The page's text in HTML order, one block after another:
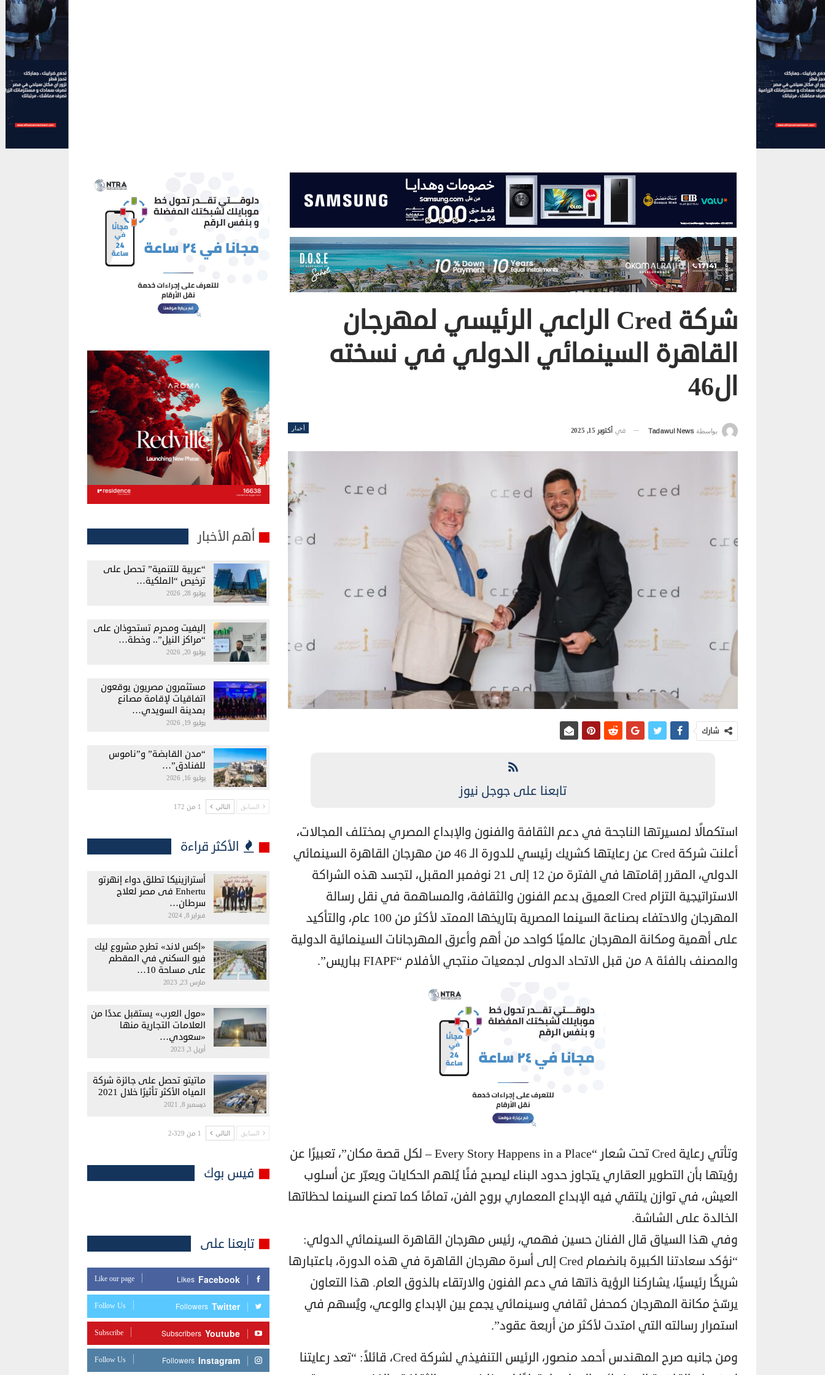
شركة Cred الراعي الرئيسي لمهرجان
القاهرة السينمائي الدولي في نسخته
ال46
أخبار بواسطة Tadawul News في أكتوبر 15, 2025
شارك
تابعنا على جوجل نيوز
استكمالًا لمسيرتها الناجحة في دعم الثقافة والفنون والإبداع المصري بمختلف المجالات،
أعلنت شركة Cred عن رعايتها كشريك رئيسي للدورة الـ 46 من مهرجان القاهرة السينمائي
الدولي، المقرر إقامتها في الفترة من 12 إلى 21 نوفمبر المقبل، لتجسد هذه الشراكة
الاستراتيجية التزام Cred العميق بدعم الفنون والثقافة، والمساهمة في نقل رسالة
المهرجان والاحتفاء بصناعة السينما المصرية بتاريخها الممتد لأكثر من 100 عام، والتأكيد
على أهمية ومكانة المهرجان عالميًا كواحد من أهم وأعرق المهرجانات السينمائية الدولية
والمصنف بالفئة A من قبل الاتحاد الدولى لجمعيات منتجي الأفلام “FIAPF بباريس”.
وتأتي رعاية Cred تحت شعار “Every Story Happens in a Place – لكل قصة مكان”، تعبيرًا عن
رؤيتها بأن التطوير العقاري يتجاوز حدود البناء ليصبح فنًا يُلهم الحكايات ويعبّر عن أسلوب
العيش، في توازن يلتقي فيه الإبداع المعماري بروح الفن، تمامًا كما تصنع السينما لحظاتها
الخالدة على الشاشة.
وفي هذا السياق قال الفنان حسين فهمي، رئيس مهرجان القاهرة السينمائي الدولي:
“نؤكد سعادتنا الكبيرة بانضمام Cred إلى أسرة مهرجان القاهرة في هذه الدورة، باعتبارها
شريكًا رئيسيًا، يشاركنا الرؤية ذاتها في دعم الفنون والارتقاء بالذوق العام. هذا التعاون
يرسّخ مكانة المهرجان كمحفل ثقافي وسينمائي يجمع بين الإبداع والوعي، ويُسهم في
استمرار رسالته التي امتدت لأكثر من أربعة عقود”.
ومن جانبه صرح المهندس أحمد منصور، الرئيس التنفيذي لشركة Cred، قائلاً: “تعد رعايتنا
أهم الأخبار
“عربية للتنمية” تحصل على
ترخيص “الملكية…
يوليو 28, 2026
إليفيت ومحرم تستحوذان على
“مراكز النيل”.. وخطة…
يوليو 20, 2026
مستثمرون مصريون يوقعون
اتفاقيات لإقامة مصانع
بمدينة السويدي…
يوليو 19, 2026
“مدن القابضة” و”ناموس
للفنادق”…
يوليو 16, 2026
السابق التالي 1 من 172
الأكثر قراءة
أسترازينيكا تطلق دواء إنهرتو
Enhertu فى مصر لعلاج
سرطان…
فبراير 8, 2024
«إكس لاند» تطرح مشروع ليك
فيو السكني في المقطم
على مساحة 10…
مارس 23, 2023
«مول العرب» يستقبل عددًا من
العلامات التجارية منها
«سعودي…
أبريل 3, 2023
ماتيتو تحصل على جائزة شركة
المياه الأكثر تأثيرًا خلال 2021
ديسمبر 8, 2021
السابق التالي 1 من 2٬329
فيس بوك
تابعنا على
Facebook
Likes
Like our page
Twitter
Followers
Follow Us
Youtube
Subscribers
Subscribe
Instagram
Followers
Follow Us